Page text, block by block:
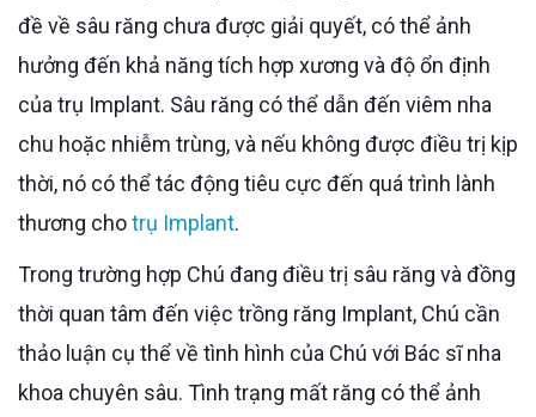
đề về sâu răng chưa được giải quyết, có thể ảnh
hưởng đến khả năng tích hợp xương và độ ổn định
của trụ Implant. Sâu răng có thể dẫn đến viêm nha
chu hoặc nhiễm trùng, và nếu không được điều trị kịp
thời, nó có thể tác động tiêu cực đến quá trình lành
thương chotrụ Implant.
Trong trường hợp Chú đang điều trị sâu răng và đồng
thời quan tâm đến việc trồng răng Implant, Chú cần
thảo luận cụ thể về tình hình của Chú với Bác sĩ nha
khoa chuyên sâu. Tình trạng mất răng có thể ảnh